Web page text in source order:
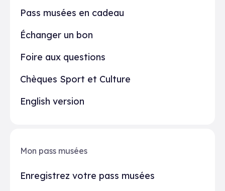
Pass musées en cadeau
Échanger un bon
Foire aux questions
Chèques Sport et Culture
English version
Mon pass musées
Enregistrez votre pass musées